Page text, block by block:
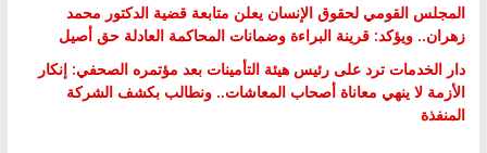
المجلس القومي لحقوق الإنسان يعلن متابعة قضية الدكتور محمد
زهران.. ويؤكد: قرينة البراءة وضمانات المحاكمة العادلة حق أصيل
دار الخدمات ترد على رئيس هيئة التأمينات بعد مؤتمره الصحفي: إنكار
الأزمة لا ينهي معاناة أصحاب المعاشات.. ونطالب بكشف الشركة
المنفذة